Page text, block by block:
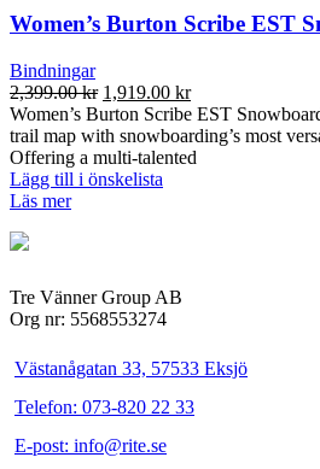
varianter.
alternativen
kan
väljas
på
produktsidan
Women’s Burton Scribe EST
Bindningar
2,399.00kr Det
ursprungliga
priset
var:
2,399.00 kr.
1,919.00 krDet
nuvarande
priset
är:
Women’s Burton Scribe EST
trail map with snowboarding’s most
Offering a multi-talented
Lägg till i önskelista
Läs mer
Tre Vänner Group AB
Org nr: 5568553274
Västanågatan 33, 57533 Eksjö
Telefon: 073-820 22 33
E-post: info@rite.se